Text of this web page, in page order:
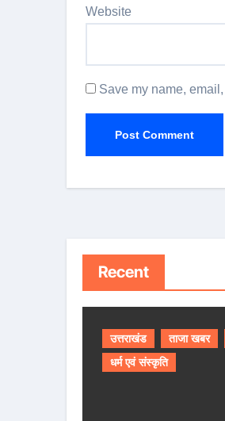
Website
Save my name,
Recent
उत्तराखंड ताजा खबर
धर्म एवं संस्कृति